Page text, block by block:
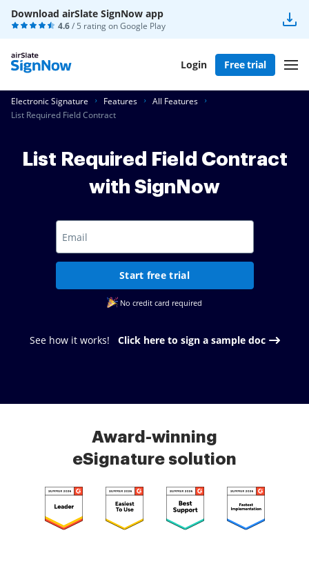
Download airSlate SignNow app
4.6/ 5 rating onGoogle Play
Login Free trial
Electronic Signature Features
All Features
List Required Field Contract
List Required Field Contract
with SignNow
Start free trial
No credit card required
See how it works! Click here to sign a sample doc
Award-winning
eSignature solution